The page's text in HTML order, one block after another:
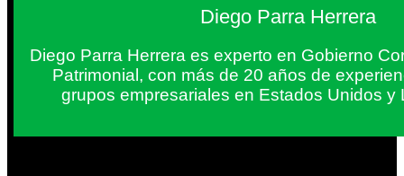
Diego Parra Herrera
Diego Parra Herrera es experto en Gobierno
Patrimonial, con más de 20 años de
grupos empresariales en Estados Unidos y